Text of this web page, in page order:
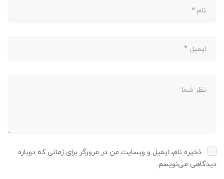
ذخیره نام، ایمیل و وبسایت من در مرورگر برای زمانی که دوباره
دیدگاهی می‌نویسم.